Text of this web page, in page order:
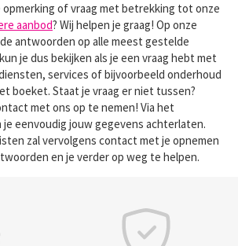
opmerking of vraag met betrekking tot onze
aanbod? Wij helpen je graag! Op onze
antwoorden op alle meest gestelde
je dus bekijken als je een vraag hebt met
services of bijvoorbeeld onderhoud
boeket. Staat je vraag er niet tussen?
met ons op te nemen! Via het
eenvoudig jouw gegevens achterlaten.
zal vervolgens contact met je opnemen
en je verder op weg te helpen.